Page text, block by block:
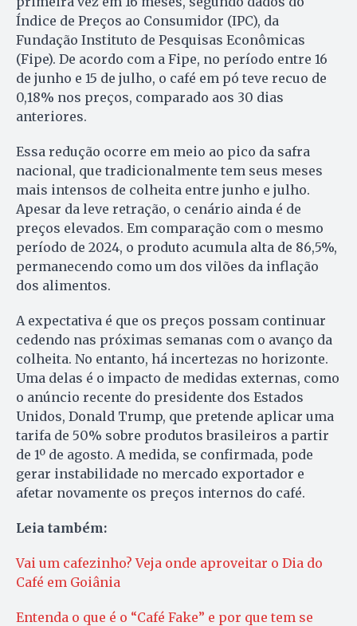
Índice de Preços ao Consumidor (IPC), da
Fundação Instituto de Pesquisas Econômicas
(Fipe). De acordo com a Fipe, no período entre 16
de junho e 15 de julho, o café em pó teve recuo de
0,18% nos preços, comparado aos 30 dias
anteriores.
Essa redução ocorre em meio ao pico da safra
nacional, que tradicionalmente tem seus meses
mais intensos de colheita entre junho e julho.
Apesar da leve retração, o cenário ainda é de
preços elevados. Em comparação com o mesmo
período de 2024, o produto acumula alta de 86,5%,
permanecendo como um dos vilões da inflação
dos alimentos.
A expectativa é que os preços possam continuar
cedendo nas próximas semanas com o avanço da
colheita. No entanto, há incertezas no horizonte.
Uma delas é o impacto de medidas externas, como
o anúncio recente do presidente dos Estados
Unidos, Donald Trump, que pretende aplicar uma
tarifa de 50% sobre produtos brasileiros a partir
de 1º de agosto. A medida, se confirmada, pode
gerar instabilidade no mercado exportador e
afetar novamente os preços internos do café.
Leia também:
Vai um cafezinho? Veja onde aproveitar o Dia do
Café em Goiânia
Entenda o que é o “Café Fake” e por que tem se